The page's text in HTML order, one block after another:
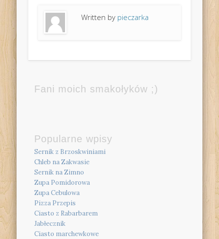
Written by pieczarka
Fani moich smakołyków ;)
Popularne wpisy
Sernik z Brzoskwiniami
Chleb na Zakwasie
Sernik na Zimno
Zupa Pomidorowa
Zupa Cebulowa
Pizza Przepis
Ciasto z Rabarbarem
Jabłecznik
Ciasto marchewkowe